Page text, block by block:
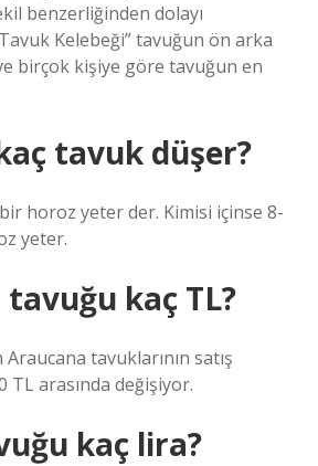
benzerliğinden dolayı
Kelebeği” tavuğun ön arka
birçok kişiye göre tavuğun en
tavuk düşer?
horoz yeter der. Kimisi içinse 8-
yeter.
kaç TL?
tavuklarının satış
TL arasında değişiyor.
kaç lira?